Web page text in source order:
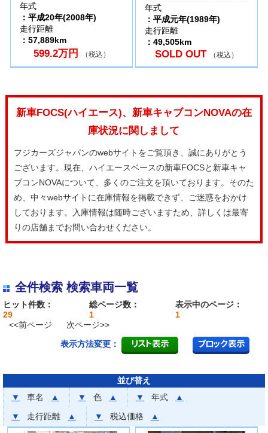
年式
：平成20年(2008年)
走行距離
：57,889km
599.2万円 （税込）
年式
：平成元年(1989年)
走行距離
：49,505km
SOLD OUT （税込）
新車FOCS(ハイエース)、新車キャブコンNOVAの在
庫状況に関しまして
フジカーズジャパンのwebサイトをご覧頂き、誠にありがとう
ございます。現在、ハイエースベースの新車FOCSと新車キャ
ブコンNOVAについて、多くのご注文を頂いております。そのた
め、中々webサイトに在庫情報を掲載できず、ご迷惑をおかけ
しております。入庫情報は随時ございますため、詳しくは最寄
りの店舗までお問い合わせください。
全件検索 検索車両一覧
ヒット件数：
29
総ページ数：
1
表示中のページ：
1
<<前ページ
次ページ>>
表示方法変更：
並び替え
▼
車名 ▲ ▼ 色 ▲ ▼ 年式
▲
▼
走行距離 ▲ ▼ 税込価格 ▲